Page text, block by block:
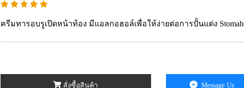
ครีมทารอบรูเปิดหน้าท้อง มีแอลกอฮอล์เพื่อให้ง่ายต่อการปั้นแต่ง
สั่งซื้อสินค้า Message Us